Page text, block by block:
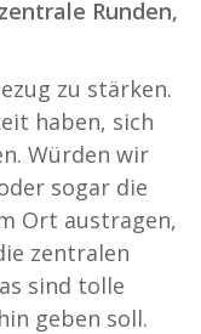
Runden,
zu stärken.
haben, sich
Würden wir
sogar die
Ort austragen,
zentralen
sind tolle
geben soll.